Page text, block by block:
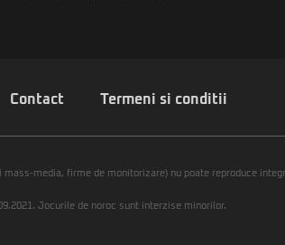
Contact Termeni si conditii
media, firme de monitorizare) nu poate reproduce
Jocurile de noroc sunt interzise minorilor.